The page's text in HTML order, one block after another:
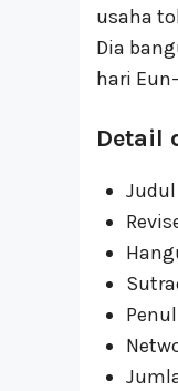
usaha
Dia
hari
Detail